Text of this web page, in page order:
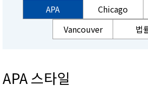
APA Chicago
Vancouver
법
APA 스타일